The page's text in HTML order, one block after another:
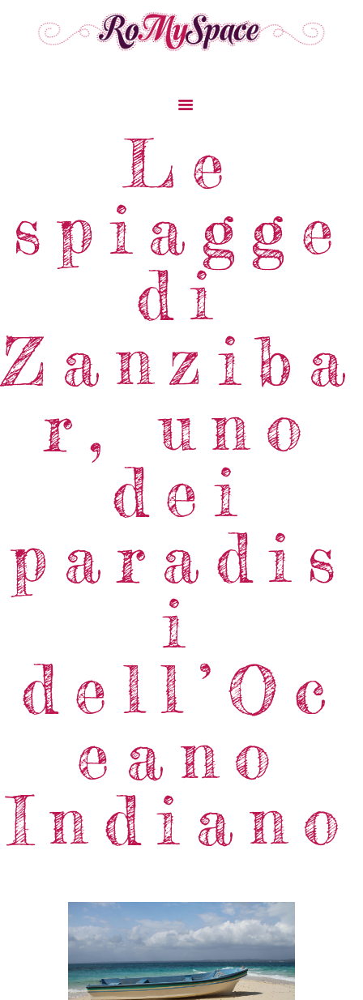
Le
spiagge
di
Zanziba
r, uno
dei
paradis
i
dell’Oc
eano
Indiano
Storie Di Viaggio
Cibo Dal Mondo
Viaggia Con Noi
News & Tips
Chi Siamo